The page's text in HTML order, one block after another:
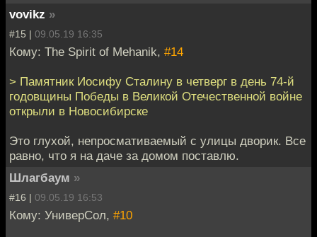
vovikz »
#15 | 09.05.19 16:35
Кому: The Spirit of Mehanik, #14
> Памятник Иосифу Сталину в четверг в день 74-й
годовщины Победы в Великой Отечественной войне
открыли в Новосибирске
Это глухой, непросмативаемый с улицы дворик. Все
равно, что я на даче за домом поставлю.
Шлагбаум »
#16 | 09.05.19 16:53
Кому: УниверСол, #10